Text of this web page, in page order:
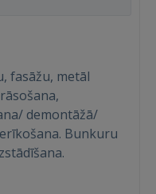
fasāžu, metāl
demontāžā/
Bunkuru